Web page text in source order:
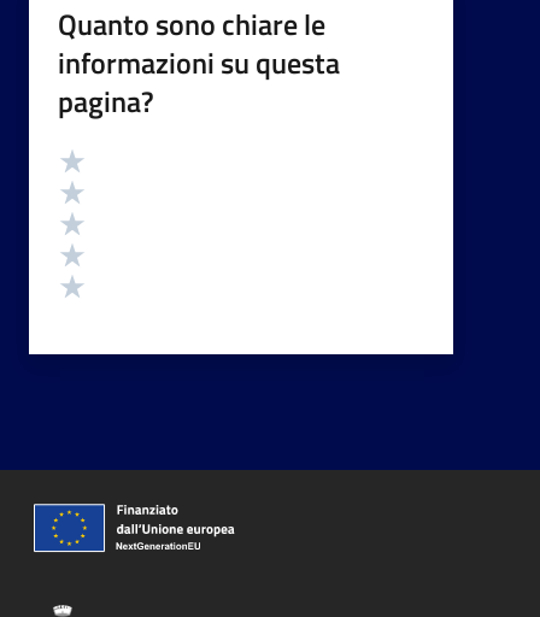
Quanto sono chiare le
informazioni su questa
pagina?
Valutazione